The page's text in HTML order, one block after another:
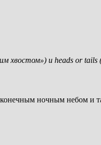
хвостом») и heads or tails
ночным небом